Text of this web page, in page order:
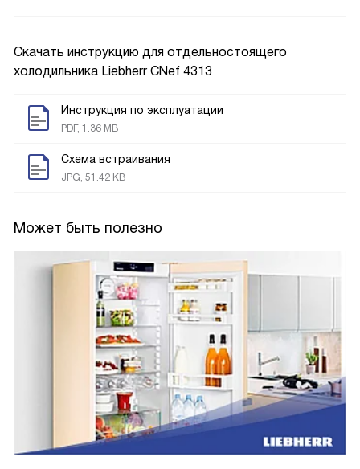
Скачать инструкцию для отдельностоящего
холодильника Liebherr CNef 4313
Инструкция по эксплуатации
PDF, 1.36 MB
Схема встраивания
JPG, 51.42 KB
Может быть полезно